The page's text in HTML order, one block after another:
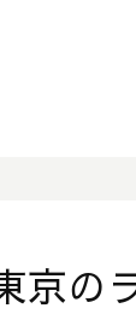
京の